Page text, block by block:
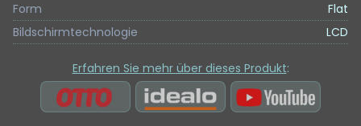
Form
Flat
Bildschirmtechnologie
LCD
Erfahren Sie mehr über dieses Produkt: